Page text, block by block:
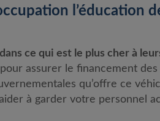
l’éducation
ce qui est le plus cher à
assurer le financement des
qu’offre ce
à garder votre personnel